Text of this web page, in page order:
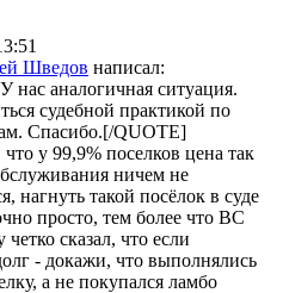
Шведов написал:
нас аналогичная ситуация.
судебной практикой по
Спасибо.[/QUOTE]
у 99,9% поселков цена так
ничем не
нагнуть такой посёлок в суде
просто, тем более что ВС
сказал, что если
- докажи, что выполнялись
а не покупался ламбо